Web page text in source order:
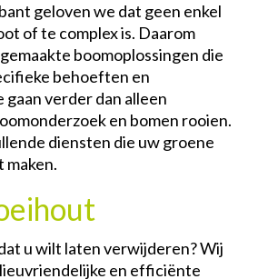
geloven we dat geen enkel
of te complex is. Daarom
boomoplossingen die
behoeften en
verder dan alleen
en bomen rooien.
diensten die uw groene
maken.
u wilt laten verwijderen? Wij
en efficiënte